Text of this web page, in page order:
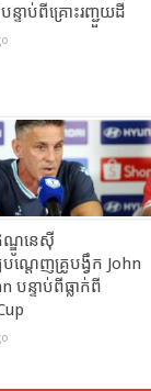
ន្ទាប់ពីគ្រោះរញ្ជួយដី
ណ្ឌូនេស៊ី
បណ្តេញគ្រូបង្វឹក John
បន្ទាប់ពីធ្លាក់ពី